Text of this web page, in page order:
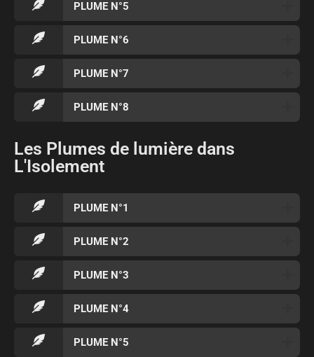
PLUME N°5
PLUME N°6
PLUME N°7
PLUME N°8
Les Plumes de lumière dans
L'Isolement
PLUME N°1
PLUME N°2
PLUME N°3
PLUME N°4
PLUME N°5